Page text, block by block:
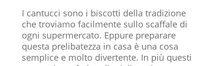
I cantucci sono i biscotti della tradizione
che troviamo facilmente sullo scaffale di
ogni supermercato. Eppure preparare
questa prelibatezza in casa è una cosa
semplice e molto divertente. In più questi